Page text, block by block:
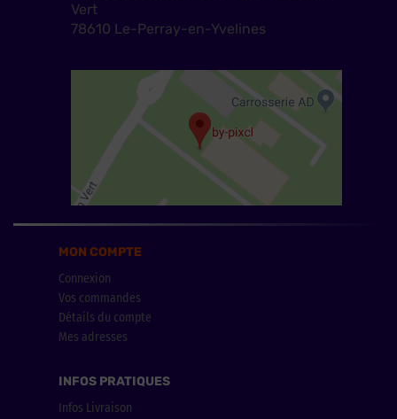
Vert
78610 Le-Perray-en-Yvelines
MON COMPTE
Connexion
Vos commandes
Détails du compte
Mes adresses
INFOS PRATIQUES
Infos Livraison